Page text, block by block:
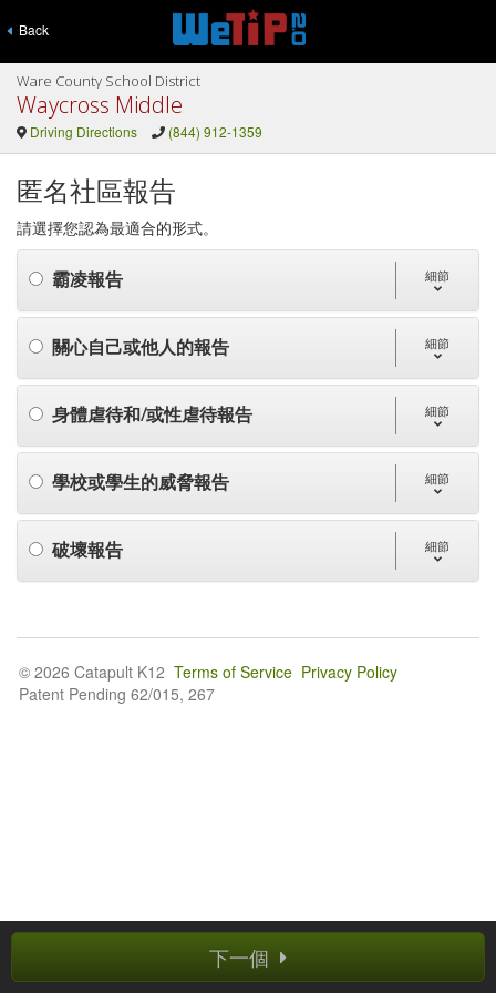
Back
Ware County School District
Waycross Middle
Driving Directions (844) 912-1359
匿名社區報告
請選擇您認為最適合的形式。
霸凌報告 細節
關心自己或他人的報告 細節
身體虐待和/或性虐待報告 細節
學校或學生的威脅報告 細節
破壞報告 細節
下一個
© 2026 Catapult K12 Terms of Service Privacy Policy
Patent Pending 62/015, 267